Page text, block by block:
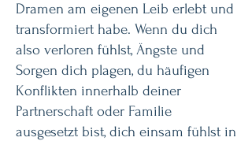
Dramen am eigenen Leib erlebt und
transformiert habe. Wenn du dich
also verloren fühlst, Ängste und
Sorgen dich plagen, du häufigen
Konflikten innerhalb deiner
Partnerschaft oder Familie
ausgesetzt bist, dich einsam fühlst in